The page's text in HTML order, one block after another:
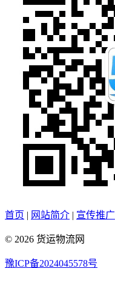
首页 | 网站简介 | 宣传推广
© 2026 货运物流网
豫ICP备2024045578号